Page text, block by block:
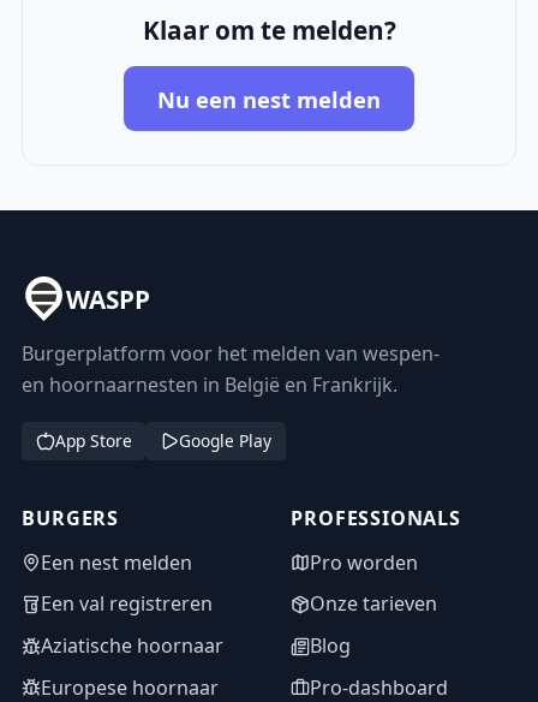
Klaar om te melden?
Nu een nest melden
WASPP
Burgerplatform voor het melden van wespen-
en hoornaarnesten in België en Frankrijk.
App Store Google Play
BURGERS
Een nest melden
Een val registreren
Aziatische hoornaar
Europese hoornaar
PROFESSIONALS
Pro worden
Onze tarieven
Blog
Pro-dashboard